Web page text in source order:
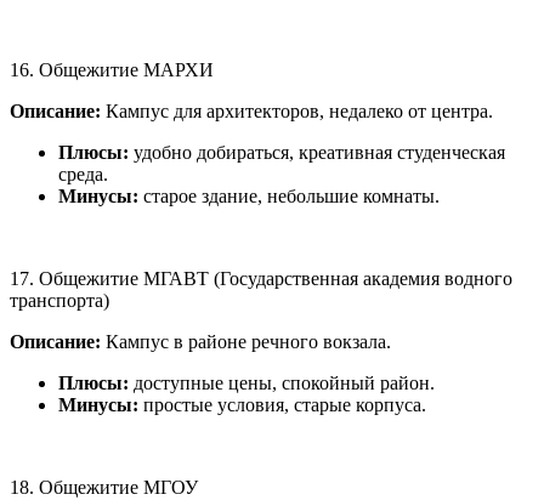
16. Общежитие МАРХИ
Описание: Кампус для архитекторов, недалеко от центра.
Плюсы: удобно добираться, креативная студенческая
среда.
Минусы: старое здание, небольшие комнаты.
17. Общежитие МГАВТ (Государственная академия водного
транспорта)
Описание: Кампус в районе речного вокзала.
Плюсы: доступные цены, спокойный район.
Минусы: простые условия, старые корпуса.
18. Общежитие МГОУ